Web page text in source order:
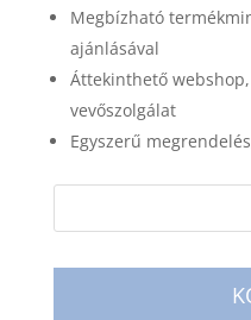
Megbízható
ajánlásával
Áttekinthető
vevőszolgálat
Egyszerű